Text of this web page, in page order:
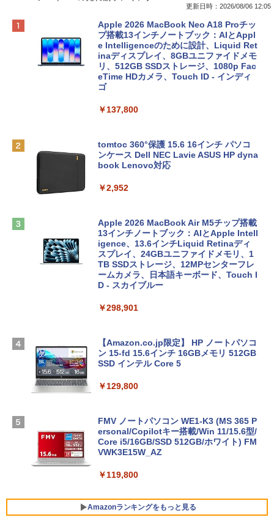
更新日時：2026/08/06 12:05
Apple 2026 MacBook Neo A18 Proチッ
プ搭載13インチノートブック：AIとAppl
e Intelligenceのために設計、Liquid Ret
inaディスプレイ、8GBユニファイドメモ
リ、512GB SSDストレージ、1080p Fac
eTime HDカメラ、Touch ID - インディ
ゴ
￥137,800
tomtoc 360°保護 15.6 16インチ パソコ
ンケース Dell NEC Lavie ASUS HP dyna
book Lenovo対応
￥2,952
Apple 2026 MacBook Air M5チップ搭載
13インチノートブック：AIとApple Intell
igence、13.6インチLiquid Retinaディ
スプレイ、24GBユニファイドメモリ、1
TB SSDストレージ、12MPセンターフレ
ームカメラ、日本語キーボード、Touch I
D - スカイブルー
￥298,901
【Amazon.co.jp限定】 HP ノートパソコ
ン 15-fd 15.6インチ 16GBメモリ 512GB
SSD インテル Core 5
￥129,800
FMV ノートパソコン WE1-K3 (MS 365 P
ersonal/Copilotキー搭載/Win 11/15.6型/
Core i5/16GB/SSD 512GB/ホワイト) FM
VWK3E15W_AZ
￥119,800
Amazonランキングをもっと見る